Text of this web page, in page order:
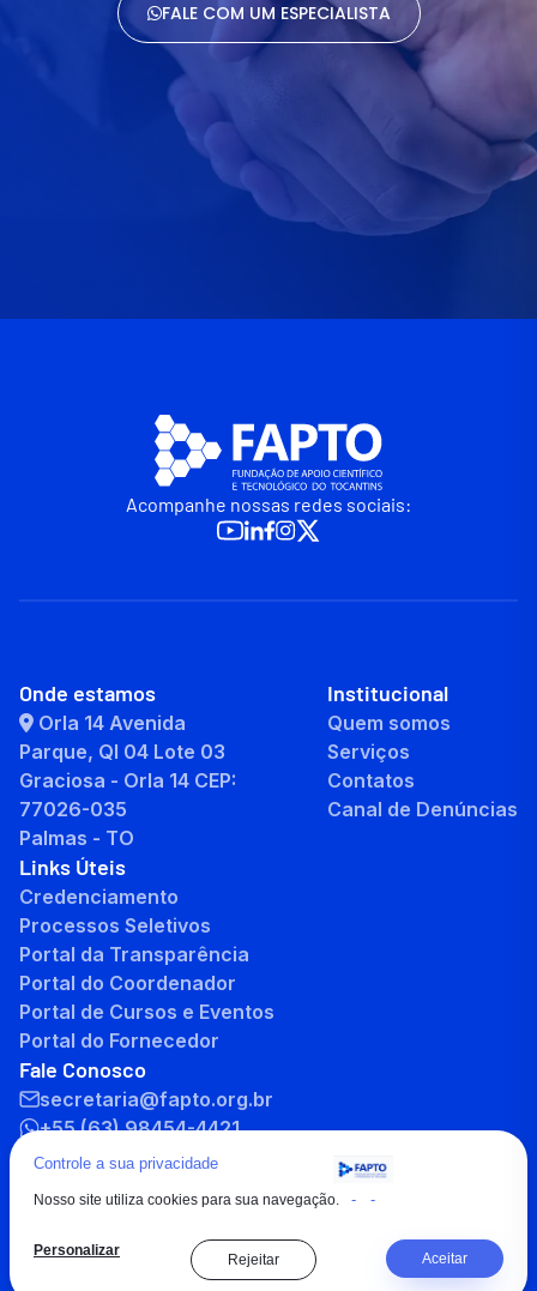
FALE COM UM ESPECIALISTA
Acompanhe nossas redes sociais:
Onde estamos
Orla 14 Avenida
Parque, QI 04 Lote 03
Graciosa - Orla 14 CEP:
77026-035
Palmas - TO
Institucional
Quem somos
Serviços
Contatos
Canal de Denúncias
Links Úteis
Credenciamento
Processos Seletivos
Portal da Transparência
Portal do Coordenador
Portal de Cursos e Eventos
Portal do Fornecedor
Fale Conosco
secretaria@fapto.org.br
+55 (63) 98454-4421
+55 (63) 3232-8701
Copyright © 2026 , Todos os direitos reservados à
Controle a sua privacidade
Nosso site utiliza cookies para sua navegação. - -
Personalizar
Rejeitar Aceitar